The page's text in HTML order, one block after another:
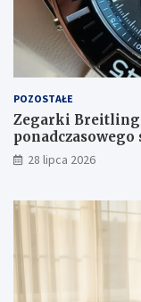
POZOSTAŁE
Zegarki Breitling
ponadczasowego
28 lipca 2026